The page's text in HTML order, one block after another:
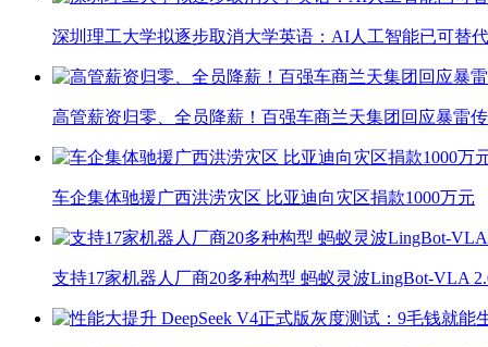
深圳理工大学拟逐步取消大学英语：AI人工智能已可替
高管薪资归零、全员降薪！百强车商兰天集团回应暴雷
车企集体驰援广西洪涝灾区 比亚迪向灾区捐款1000万元
支持17家机器人厂商20多种构型 蚂蚁灵波LingBot-VLA